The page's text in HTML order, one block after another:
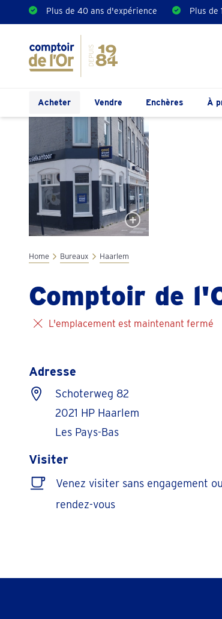
Plus de 40 ans d'expérience Plus de
Acheter Vendre Enchères À
Home Bureaux Haarlem
Comptoir de
L'emplacement est maintenant fermé
Adresse
Schoterweg 82
2021 HP Haarlem
Les Pays-Bas
Visiter
Venez visiter sans engagement
rendez-vous